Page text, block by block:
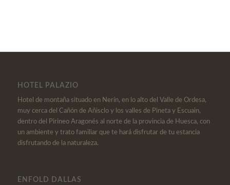
HOTEL PALAZIO
Hotel de montaña situado en Nerín, en lo alto del Valle de Ordesa,
muy cerca del Cañón de Añisclo y los valles de Pineta y Escuain,
dentro del Pirineo Aragonés al norte de la provincia de Huesca, con
un ambiente y trato familiar que te hará disfrutar de tu estancia
disfrutando de la naturaleza.
ENFOLD DALLAS